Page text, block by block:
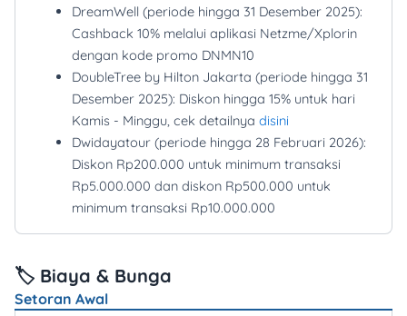
DreamWell (periode hingga 31 Desember 2025):
Cashback 10% melalui aplikasi Netzme/Xplorin
dengan kode promo DNMN10
DoubleTree by Hilton Jakarta (periode hingga 31
Desember 2025): Diskon hingga 15% untuk hari
Kamis - Minggu, cek detailnya disini
Dwidayatour (periode hingga 28 Februari 2026):
Diskon Rp200.000 untuk minimum transaksi
Rp5.000.000 dan diskon Rp500.000 untuk
minimum transaksi Rp10.000.000
🏷️ Biaya & Bunga
Setoran Awal